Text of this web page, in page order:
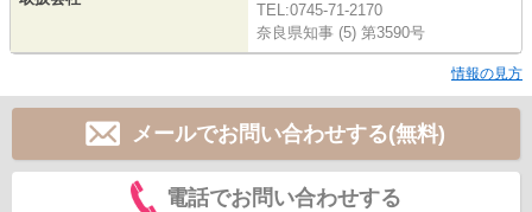
TEL:0745-71-2170
奈良県知事 (5) 第3590号
情報の見方
メールでお問い合わせする(無料)
電話でお問い合わせする